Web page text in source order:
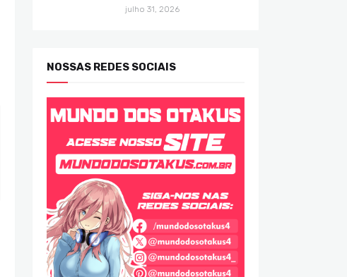
julho 31, 2026
NOSSAS REDES SOCIAIS